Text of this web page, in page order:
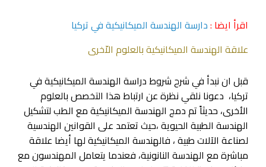
اقرأ ايضا :دارسة الهندسة الميكانيكية في تركيا
علاقة الهندسة الميكانيكية بالعلوم الاّخرى
قبل ان نبدأ في شرح شروط دراسة الهندسة الميكانيكية في
تركيا، دعونا نلقي نظرة عن ارتباط هذا التخصص بالعلوم
الأخرى، حديثاً تم دمج الهندسة الميكانيكية مع الطب لتشكيل
الهندسة الطبية الحيوية ،حيث تعتمد على القوانين الهندسية
لصناعة الآلات طبية ، فالهندسة الميكانيكية لها أيضا علاقة
مباشرة مع الهندسة النانونية، فعندما يتعامل المهندسون مع